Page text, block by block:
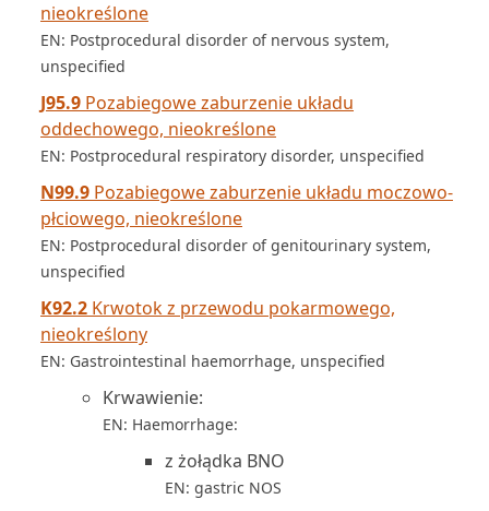
nieokreślone
EN: Postprocedural disorder of nervous system,
unspecified
J95.9 Pozabiegowe zaburzenie układu
oddechowego, nieokreślone
EN: Postprocedural respiratory disorder, unspecified
N99.9 Pozabiegowe zaburzenie układu moczowo-
płciowego, nieokreślone
EN: Postprocedural disorder of genitourinary system,
unspecified
K92.2 Krwotok z przewodu pokarmowego,
nieokreślony
EN: Gastrointestinal haemorrhage, unspecified
Krwawienie:
EN: Haemorrhage:
z żołądka BNO
EN: gastric NOS